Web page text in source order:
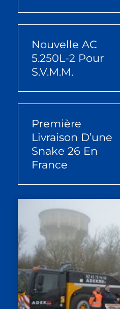
Nouvelle AC
5.250L-2 Pour
S.V.M.M.
Première
Livraison D’une
Snake 26 En
France